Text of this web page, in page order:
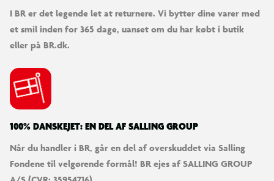
I BR er det legende let at returnere. Vi bytter dine varer med
et smil inden for 365 dage, uanset om du har købt i butik
eller på BR.dk.
100% DANSKEJET: EN DEL AF SALLING GROUP
Når du handler i BR, går en del af overskuddet via Salling
Fondene til velgørende formål! BR ejes af SALLING GROUP